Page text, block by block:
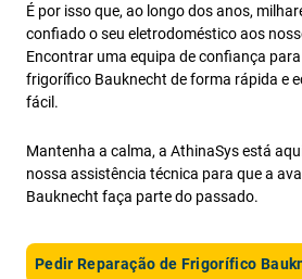
É por isso que, ao longo dos anos,
confiado o seu eletrodoméstico aos
Encontrar uma equipa de confiança
frigorífico Bauknecht de forma rápida e
fácil.
Mantenha a calma, a AthinaSys está
nossa assistência técnica para que a
Bauknecht faça parte do passado.
Pedir Reparação de Frigorífico